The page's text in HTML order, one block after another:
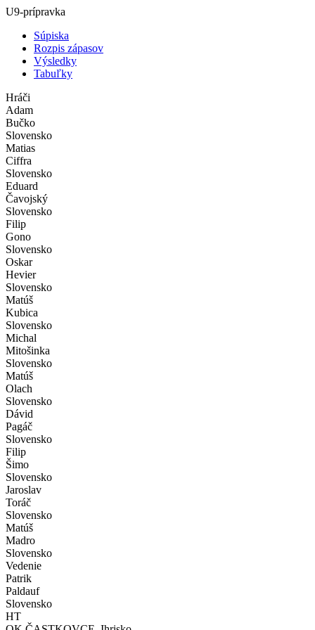
U9-prípravka
Súpiska
Rozpis zápasov
Výsledky
Tabuľky
Hráči
Adam
Bučko
Slovensko
Matias
Ciffra
Slovensko
Eduard
Čavojský
Slovensko
Filip
Gono
Slovensko
Oskar
Hevier
Slovensko
Matúš
Kubica
Slovensko
Michal
Mitošinka
Slovensko
Matúš
Olach
Slovensko
Dávid
Pagáč
Slovensko
Filip
Šimo
Slovensko
Jaroslav
Toráč
Slovensko
Matúš
Madro
Slovensko
Vedenie
Patrik
Paldauf
Slovensko
HT